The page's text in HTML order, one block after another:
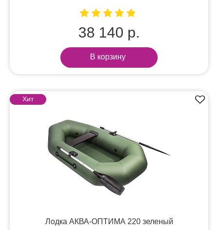
38 140 р.
В корзину
Хит
Лодка АКВА-ОПТИМА 220 зеленый